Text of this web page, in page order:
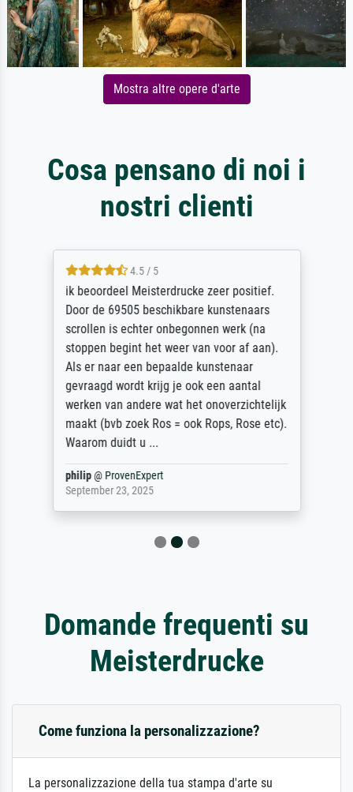
Mostra altre opere d'arte
Cosa pensano di noi i
nostri clienti
4.5 / 5
ik beoordeel Meisterdrucke zeer positief.
Door de 69505 beschikbare kunstenaars
scrollen is echter onbegonnen werk (na
stoppen begint het weer van voor af aan).
Als er naar een bepaalde kunstenaar
gevraagd wordt krijg je ook een aantal
werken van andere wat het onoverzichtelijk
maakt (bvb zoek Ros = ook Rops, Rose etc).
Waarom duidt u ...
philip@ ProvenExpert
September 23, 2025
Domande frequenti su
Meisterdrucke
Come funziona la personalizzazione?
La personalizzazione della tua stampa d'arte su